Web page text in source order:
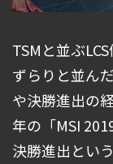
TSMと並ぶ
ずらりと並ん
や決勝進出の
年の「MSI
決勝進出とい